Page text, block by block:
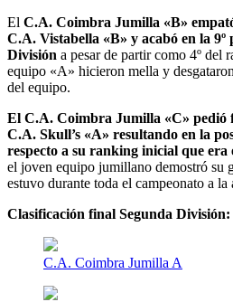
El C.A. Coimbra Jumilla «B»
C.A. Vistabella «B» y acabó en la 9º
División a pesar de partir como 4º del
equipo «A» hicieron mella y
del equipo.
El C.A. Coimbra Jumilla «C» pedió
C.A. Skull’s «A» resultando en la
respecto a su ranking inicial que era
el joven equipo jumillano demostró su
estuvo durante toda el campeonato a
Clasificación final Segunda División:
C.A. Coimbra Jumilla A